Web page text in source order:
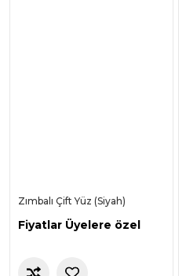
Zımbalı Çift Yüz (Siyah)
Fiyatlar Üyelere özel